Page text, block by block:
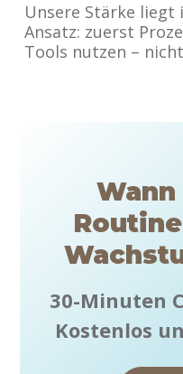
Unsere Stärke
Ansatz: zuerst
Tools nutzen –
30-Minuten
Kostenlos